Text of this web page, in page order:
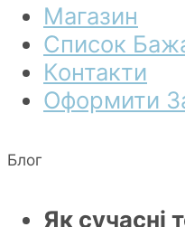
Магазин
Список
Контакти
Оформити
Блог
Як сучасні